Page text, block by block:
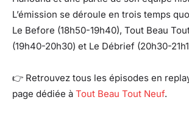
L’émission se déroule en trois temps
Le Before (18h50-19h40), Tout Beau
(19h40-20h30) et Le Débrief (20h30-
👉 Retrouvez tous les épisodes en
page dédiée à Tout Beau Tout Neuf.